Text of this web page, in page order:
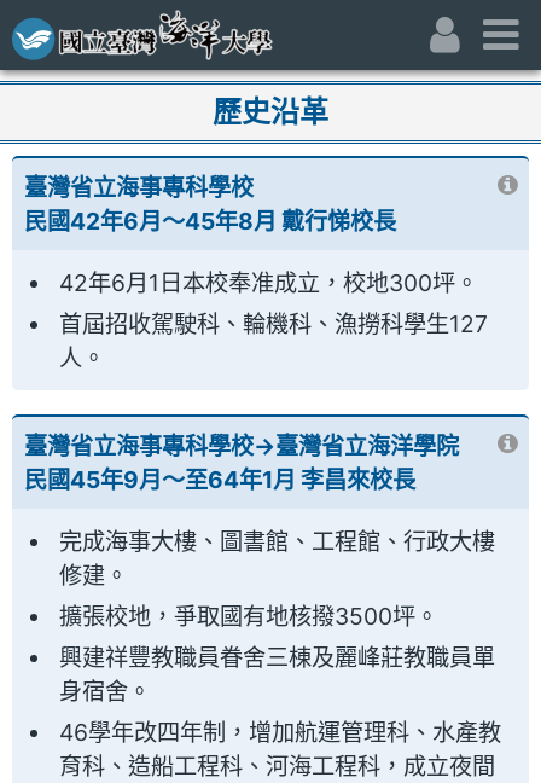
跳到主要內容區
::: 身份別主
歷史沿革
臺灣省立海事專科學校
民國42年6月～45年8月 戴行悌校長
42年6月1日本校奉准成立，校地300坪。
首屆招收駕駛科、輪機科、漁撈科學生127
人。
臺灣省立海事專科學校→臺灣省立海洋學院
民國45年9月～至64年1月 李昌來校長
完成海事大樓、圖書館、工程館、行政大樓
修建。
擴張校地，爭取國有地核撥3500坪。
興建祥豐教職員眷舍三棟及麗峰莊教職員單
身宿舍。
46學年改四年制，增加航運管理科、水產教
育科、造船工程科、河海工程科，成立夜間